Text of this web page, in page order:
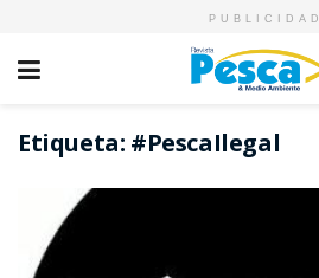
PUBLICIDAD
Etiqueta: #PescaIlegal